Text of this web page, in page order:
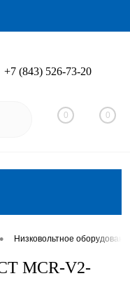
Вход
+7 (843) 526-73-20
0 0
• Низковольтное
MCR-V2-